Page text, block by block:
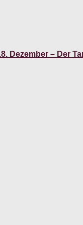
Dezember – Der